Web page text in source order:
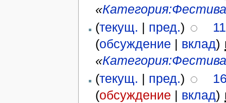
«
(текущ. | пред.)
(обсуждение | вклад)
«
(текущ. | пред.)
(обсуждение | вклад)